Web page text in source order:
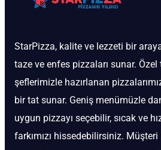
StarPizza, kalite ve lezzeti bir
taze ve enfes pizzaları sunar.
şeflerimizle hazırlanan
bir tat sunar. Geniş menümüzle
uygun pizzayı seçebilir, sıcak ve
farkımızı hissedebilirsiniz.